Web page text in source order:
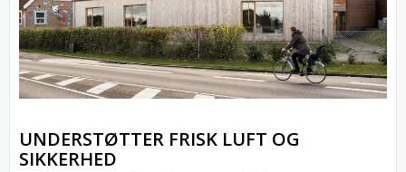
UNDERSTØTTER FRISK LUFT OG
SIKKERHED